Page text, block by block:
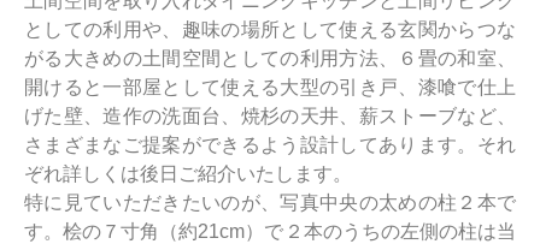
としての利用や、趣味の場所として使える玄関からつな
がる大きめの土間空間としての利用方法、６畳の和室、
開けると一部屋として使える大型の引き戸、漆喰で仕上
げた壁、造作の洗面台、焼杉の天井、薪ストーブなど、
さまざまなご提案ができるよう設計してあります。それ
ぞれ詳しくは後日ご紹介いたします。
特に見ていただきたいのが、写真中央の太めの柱２本で
す。桧の７寸角（約21cm）で２本のうちの左側の柱は当